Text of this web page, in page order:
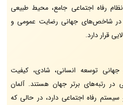
نظام رفاه اجتماعی جامع، محیط طبیعی
در شاخص‌های جهانی رضایت عمومی و
قرار دارد.
توسعه انسانی، شادی، کیفیت
رتبه‌های برتر جهان هستند. آلمان
رفاه اجتماعی دارد، در حالی که